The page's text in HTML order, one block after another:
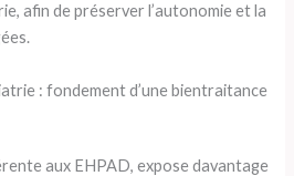
afin de préserver l’autonomie et la
: fondement d’une bientraitance
aux EHPAD, expose davantage